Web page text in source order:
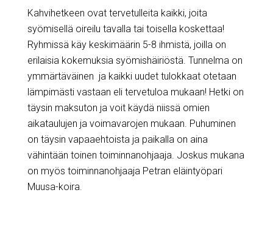
Kahvihetkeen ovat tervetulleita kaikki, joita
syömisellä oireilu tavalla tai toisella koskettaa!
Ryhmissä käy keskimäärin 5-8 ihmistä, joilla on
erilaisia kokemuksia syömishäiriöstä. Tunnelma on
ymmärtäväinen ja kaikki uudet tulokkaat otetaan
lämpimästi vastaan eli tervetuloa mukaan! Hetki on
täysin maksuton ja voit käydä niissä omien
aikataulujen ja voimavarojen mukaan. Puhuminen
on täysin vapaaehtoista ja paikalla on aina
vähintään toinen toiminnanohjaaja. Joskus mukana
on myös toiminnanohjaaja Petran eläintyöpari
Muusa-koira.